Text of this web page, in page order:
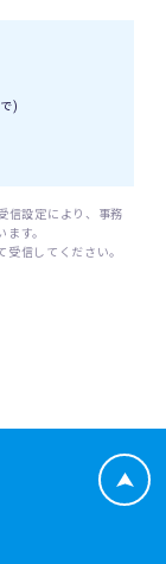
の親権者の
用目的を事
必要な範囲
す。
場合
名、性別、
、電子メー
（視覚障害、
所、電話番
ルアドレ
体名、寄付
人情報を取
)
信設定により、事務
す。
信してください。